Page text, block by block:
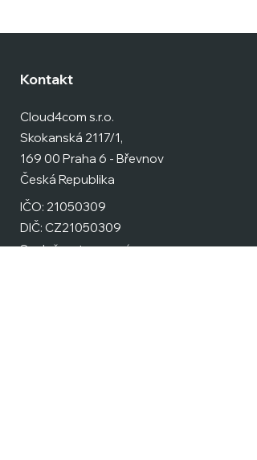
Kontakt
Cloud4com s.r.o.
Skokanská 2117/1,
169 00 Praha 6 - Břevnov
Česká Republika
IČO: 21050309
DIČ: CZ21050309
Společnost zapsaná v